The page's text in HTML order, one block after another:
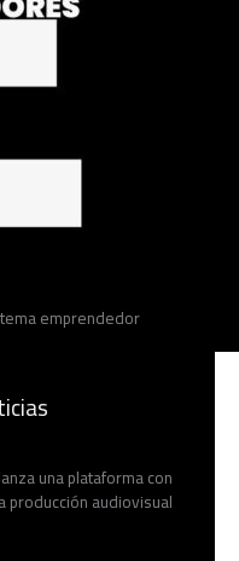
emprendedor
una plataforma con
producción audiovisual